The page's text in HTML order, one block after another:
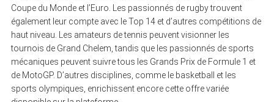
Coupe du Monde et l’Euro. Les passionnés de rugby trouvent
également leur compte avec le Top 14 et d’autres compétitions de
haut niveau. Les amateurs de tennis peuvent visionner les
tournois de Grand Chelem, tandis que les passionnés de sports
mécaniques peuvent suivre tous les Grands Prix de Formule 1 et
de MotoGP. D’autres disciplines, comme le basketball et les
sports olympiques, enrichissent encore cette offre variée